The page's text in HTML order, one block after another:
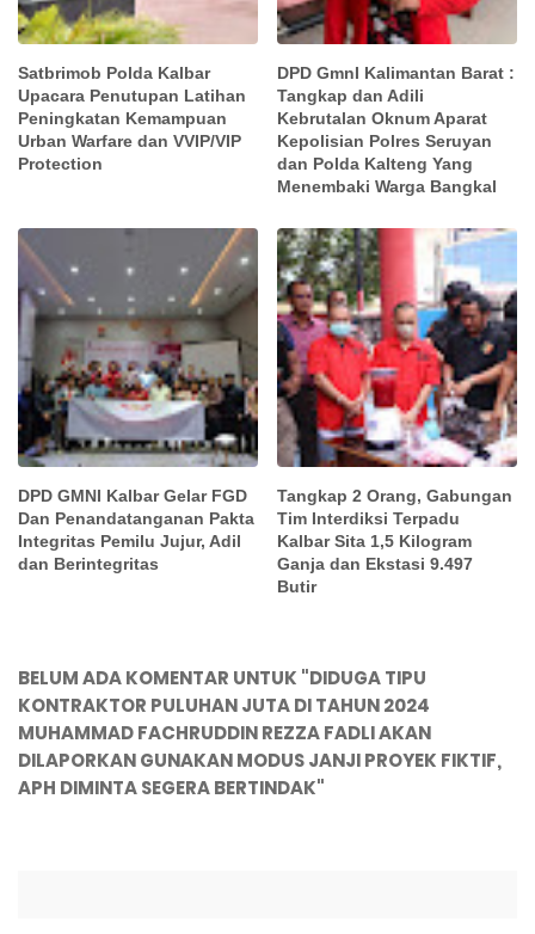
Satbrimob Polda Kalbar
Upacara Penutupan Latihan
Peningkatan Kemampuan
Urban Warfare dan VVIP/VIP
Protection
DPD GmnI Kalimantan Barat :
Tangkap dan Adili
Kebrutalan Oknum Aparat
Kepolisian Polres Seruyan
dan Polda Kalteng Yang
Menembaki Warga Bangkal
DPD GMNI Kalbar Gelar FGD
Dan Penandatanganan Pakta
Integritas Pemilu Jujur, Adil
dan Berintegritas
Tangkap 2 Orang, Gabungan
Tim Interdiksi Terpadu
Kalbar Sita 1,5 Kilogram
Ganja dan Ekstasi 9.497
Butir
BELUM ADA KOMENTAR UNTUK "DIDUGA TIPU
KONTRAKTOR PULUHAN JUTA DI TAHUN 2024
MUHAMMAD FACHRUDDIN REZZA FADLI AKAN
DILAPORKAN GUNAKAN MODUS JANJI PROYEK FIKTIF,
APH DIMINTA SEGERA BERTINDAK"